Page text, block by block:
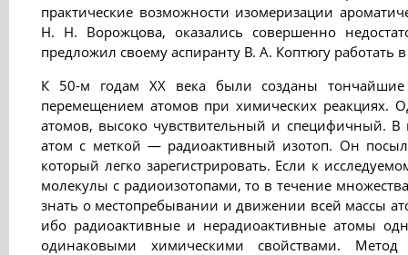
практические возможности изомеризации
Н. Н. Ворожцова, оказались совершенно
предложил своему аспиранту В. А. Коптюгу работать
К 50-м годам XX века были созданы
перемещением атомов при химических
атомов, высоко чувствительный и специфичный. В
атом с меткой — радиоактивный изотоп. Он
который легко зарегистрировать. Если к
молекулы с радиоизотопами, то в течение
знать о местопребывании и движении всей массы
ибо радиоактивные и нерадиоактивные атомы
одинаковыми химическими свойствами.